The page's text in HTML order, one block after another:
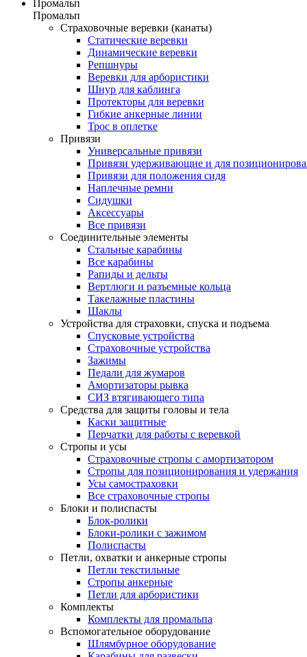
Промальп
Промальп
Страховочные веревки (канаты)
Статические веревки
Динамические веревки
Репшнуры
Веревки для арбористики
Шнур для каблинга
Протекторы для веревки
Гибкие анкерные линии
Трос в оплетке
Привязи
Универсальные привязи
Привязи удерживающие и для
Привязи для положения сидя
Наплечные ремни
Сидушки
Аксессуары
Все привязи
Соединительные элементы
Стальные карабины
Все карабины
Рапиды и дельты
Вертлюги и разъемные кольца
Такелажные пластины
Шаклы
Устройства для страховки, спуска и подъема
Спусковые устройства
Страховочные устройства
Зажимы
Педали для жумаров
Амортизаторы рывка
СИЗ втягивающего типа
Средства для защиты головы и тела
Каски защитные
Перчатки для работы с веревкой
Стропы и усы
Страховочные стропы с амортизатором
Стропы для позиционирования и удержания
Усы самостраховки
Все страховочные стропы
Блоки и полиспасты
Блок-ролики
Блоки-ролики с зажимом
Полиспасты
Петли, охватки и анкерные стропы
Петли текстильные
Стропы анкерные
Петли для арбористики
Комплекты
Комплекты для промальпа
Вспомогательное оборудование
Шлямбурное оборудование